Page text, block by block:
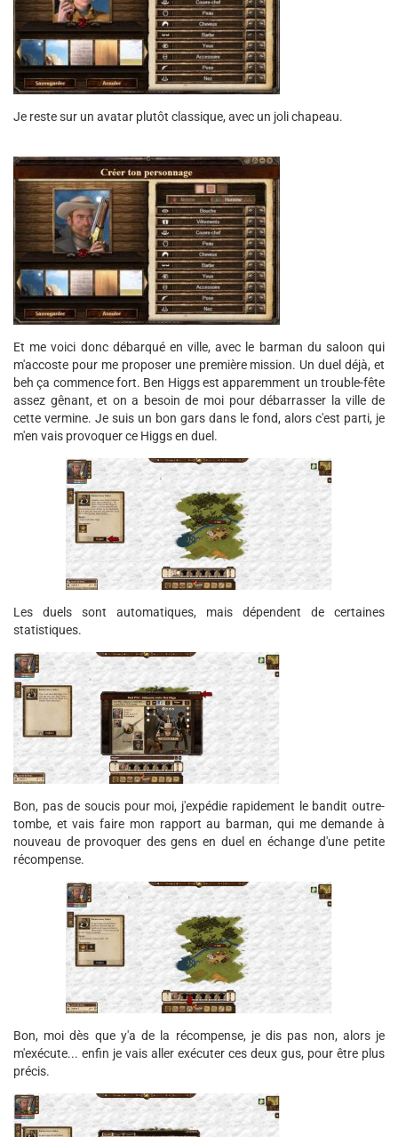
Je reste sur un avatar plutôt classique, avec un joli chapeau.
Et me voici donc débarqué en ville, avec le barman du saloon qui
m'accoste pour me proposer une première mission. Un duel déjà, et
beh ça commence fort. Ben Higgs est apparemment un trouble-fête
assez gênant, et on a besoin de moi pour débarrasser la ville de
cette vermine. Je suis un bon gars dans le fond, alors c'est parti, je
m'en vais provoquer ce Higgs en duel.
Les duels sont automatiques, mais dépendent de certaines
statistiques.
Bon, pas de soucis pour moi, j'expédie rapidement le bandit outre-
tombe, et vais faire mon rapport au barman, qui me demande à
nouveau de provoquer des gens en duel en échange d'une petite
récompense.
Bon, moi dès que y'a de la récompense, je dis pas non, alors je
m'exécute... enfin je vais aller exécuter ces deux gus, pour être plus
précis.